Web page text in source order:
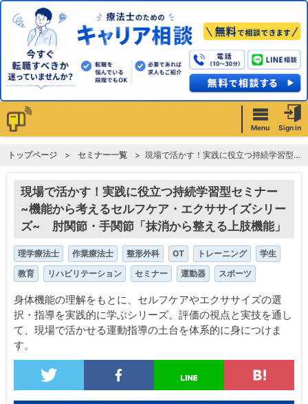
Menu Sign in
トップページ セミナー一覧 現場で活かす！実践に役立つ持続学習型セミナー ~機能から考えるセルフケア・エクササイズシリーズ~ 肘関節・手関節「抹消から整える上肢機能」
現場で活かす！実践に役立つ持続学習型セミナー
~機能から考えるセルフケア・エクササイズシリー
ズ~ 肘関節・手関節「抹消から整える上肢機能」
理学療法士 作業療法士 整形外科 OT トレーニング
学生
教育
リハビリテーション セミナー 運動器 スポーツ
身体機能の理解をもとに、セルフケアやエクササイズの選
択・指導を実践的に学ぶシリーズ。評価の視点と実技を通し
て、現場で活かせる運動指導の土台を体系的に身につけま
す。